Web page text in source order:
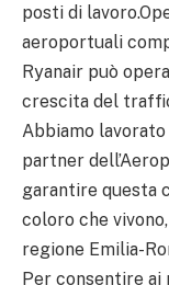
posti di
aeroportuali
Ryanair può
crescita del
Abbiamo
partner
garantire questa
coloro che
regione Emilia-
Per consentire